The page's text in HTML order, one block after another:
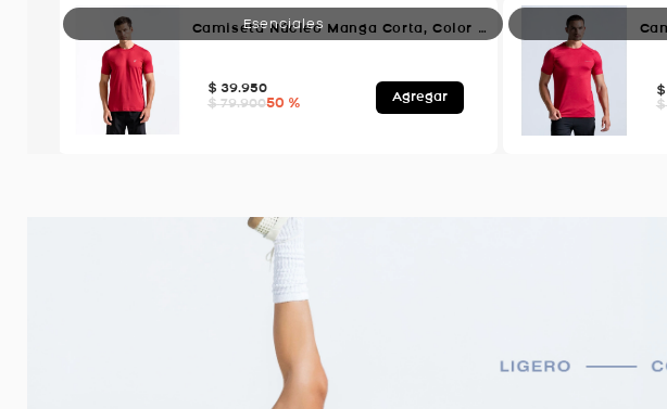
Camiseta Núcleo Manga Corta, Color Rojo Para Hombre
$ 39.950
$ 79.90050 % Agregar $
$